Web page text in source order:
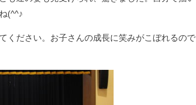
(^^♪
ください。お子さんの成長に笑みがこぼれるので